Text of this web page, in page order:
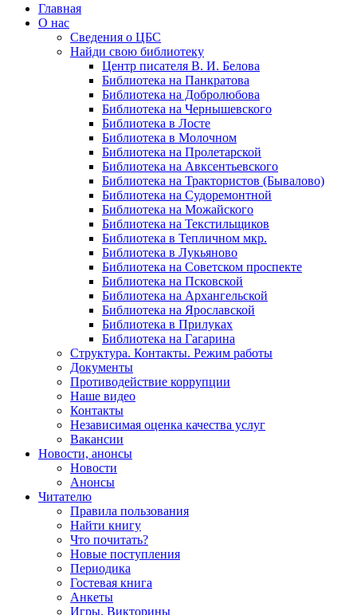
Главная
О нас
Сведения о ЦБС
Найди свою библиотеку
Центр писателя В. И. Белова
Библиотека на Панкратова
Библиотека на Добролюбова
Библиотека на Чернышевского
Библиотека в Лосте
Библиотека в Молочном
Библиотека на Пролетарской
Библиотека на Авксентьевского
Библиотека на Трактористов (Бывалово)
Библиотека на Судоремонтной
Библиотека на Можайского
Библиотека на Текстильщиков
Библиотека в Тепличном мкр.
Библиотека в Лукьяново
Библиотека на Советском проспекте
Библиотека на Псковской
Библиотека на Архангельской
Библиотека на Ярославской
Библиотека в Прилуках
Библиотека на Гагарина
Структура. Контакты. Режим работы
Документы
Противодействие коррупции
Наше видео
Контакты
Независимая оценка качества услуг
Вакансии
Новости, анонсы
Новости
Анонсы
Читателю
Правила пользования
Найти книгу
Что почитать?
Новые поступления
Периодика
Гостевая книга
Анкеты
Игры. Викторины